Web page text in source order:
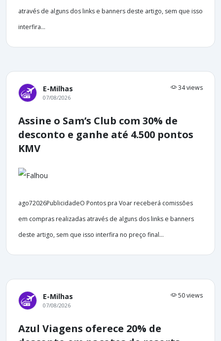
através de alguns dos links e banners deste artigo, sem que isso
interfira...
E-Milhas 34 views
07/08/2026
Assine o Sam’s Club com 30% de
desconto e ganhe até 4.500 pontos
KMV
ago72026PublicidadeO Pontos pra Voar receberá comissões
em compras realizadas através de alguns dos links e banners
deste artigo, sem que isso interfira no preço final...
E-Milhas 50 views
07/08/2026
Azul Viagens oferece 20% de